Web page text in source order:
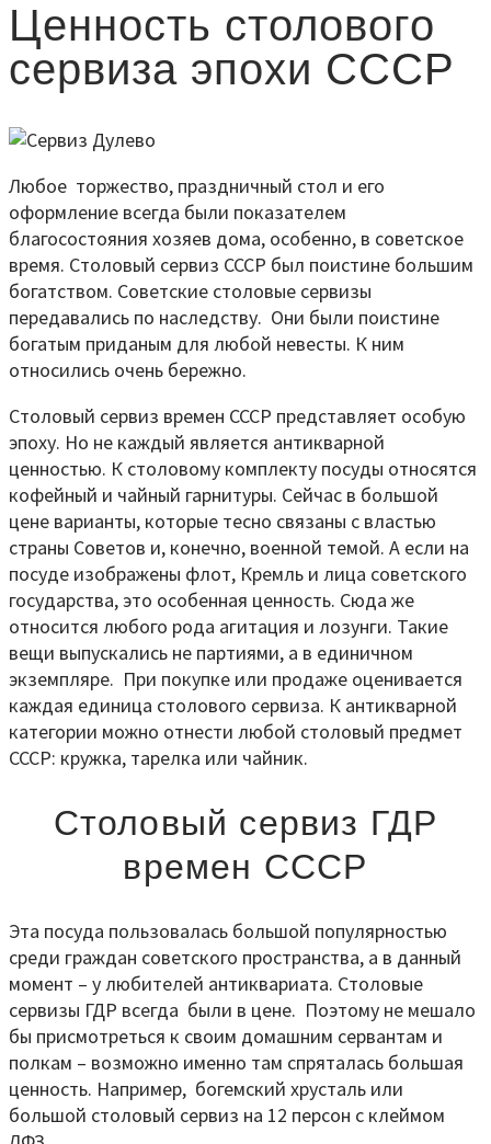
Ценность столового
сервиза эпохи СССР
Любое торжество, праздничный стол и его
оформление всегда были показателем
благосостояния хозяев дома, особенно, в советское
время. Столовый сервиз СССР был поистине большим
богатством. Советские столовые сервизы
передавались по наследству. Они были поистине
богатым приданым для любой невесты. К ним
относились очень бережно.
Столовый сервиз времен СССР представляет особую
эпоху. Но не каждый является антикварной
ценностью. К столовому комплекту посуды относятся
кофейный и чайный гарнитуры. Сейчас в большой
цене варианты, которые тесно связаны с властью
страны Советов и, конечно, военной темой. А если на
посуде изображены флот, Кремль и лица советского
государства, это особенная ценность. Сюда же
относится любого рода агитация и лозунги. Такие
вещи выпускались не партиями, а в единичном
экземпляре. При покупке или продаже оценивается
каждая единица столового сервиза. К антикварной
категории можно отнести любой столовый предмет
СССР: кружка, тарелка или чайник.
Столовый сервиз ГДР
времен СССР
Эта посуда пользовалась большой популярностью
среди граждан советского пространства, а в данный
момент – у любителей антиквариата. Столовые
сервизы ГДР всегда были в цене. Поэтому не мешало
бы присмотреться к своим домашним сервантам и
полкам – возможно именно там спряталась большая
ценность. Например, богемский хрусталь или
большой столовый сервиз на 12 персон с клеймом